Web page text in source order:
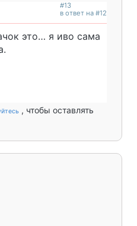
#13
в ответ на #12
это… я иво сама
, чтобы оставлять